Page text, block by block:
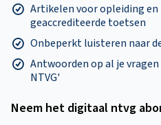
Artikelen voor opleiding
geaccrediteerde toetsen
Onbeperkt luisteren naar
Antwoorden op al je
NTVG'
Neem het digitaal ntvg